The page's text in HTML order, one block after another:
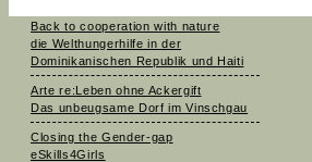
Back to cooperation with nature
die Welthungerhilfe in der
Dominikanischen Republik und Haiti
Arte re:Leben ohne Ackergift
Das unbeugsame Dorf im Vinschgau
Closing the Gender-gap
eSkills4Girls